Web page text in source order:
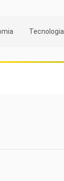
Tecnologia